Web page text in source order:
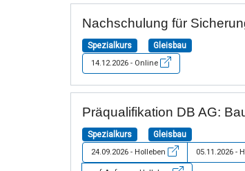
Nachschulung für
Spezialkurs Gleisbau
14.12.2026 - Online
Präqualifikation DB AG:
Spezialkurs Gleisbau
24.09.2026 - Holleben 05.11.2026 -